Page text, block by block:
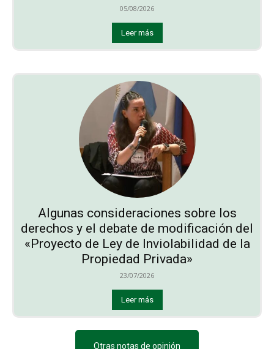
05/08/2026
Leer más
Algunas consideraciones sobre los
derechos y el debate de modificación del
«Proyecto de Ley de Inviolabilidad de la
Propiedad Privada»
23/07/2026
Leer más
Otras notas de opinión